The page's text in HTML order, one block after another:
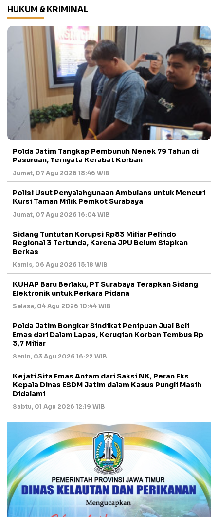
HUKUM & KRIMINAL
Polda Jatim Tangkap Pembunuh Nenek 79 Tahun di
Pasuruan, Ternyata Kerabat Korban
Jumat, 07 Agu 2026 18:46 WIB
Polisi Usut Penyalahgunaan Ambulans untuk Mencuri
Kursi Taman Milik Pemkot Surabaya
Jumat, 07 Agu 2026 16:04 WIB
Sidang Tuntutan Korupsi Rp83 Miliar Pelindo
Regional 3 Tertunda, Karena JPU Belum Siapkan
Berkas
Kamis, 06 Agu 2026 15:18 WIB
KUHAP Baru Berlaku, PT Surabaya Terapkan Sidang
Elektronik untuk Perkara Pidana
Selasa, 04 Agu 2026 10:44 WIB
Polda Jatim Bongkar Sindikat Penipuan Jual Beli
Emas dari Dalam Lapas, Kerugian Korban Tembus Rp
3,7 Miliar
Senin, 03 Agu 2026 16:22 WIB
Kejati Sita Emas Antam dari Saksi NK, Peran Eks
Kepala Dinas ESDM Jatim dalam Kasus Pungli Masih
Didalami
Sabtu, 01 Agu 2026 12:19 WIB